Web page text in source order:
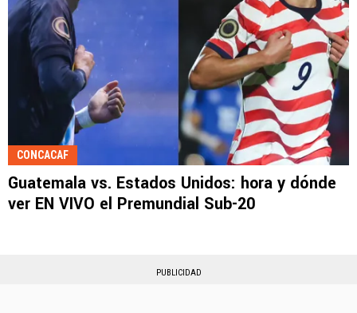
CONCACAF
Guatemala vs. Estados Unidos: hora y dónde
ver EN VIVO el Premundial Sub-20
PUBLICIDAD